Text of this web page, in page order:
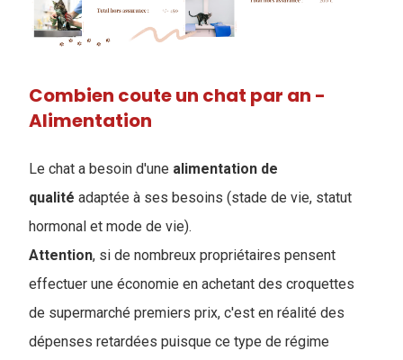
Combien coute un chat par an -
Alimentation
Le chat a besoin d'une alimentation de
qualité adaptée à ses besoins (stade de vie, statut
hormonal et mode de vie).
Attention, si de nombreux propriétaires pensent
effectuer une économie en achetant des croquettes
de supermarché premiers prix, c'est en réalité des
dépenses retardées puisque ce type de régime